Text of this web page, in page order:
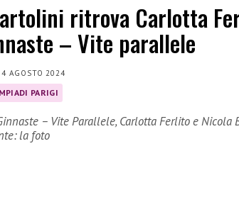
ritrova Carlotta
– Vite parallele
4 AGOSTO 2024
PARIGI
– Vite Parallele, Carlotta Ferlito e Nicola
la foto